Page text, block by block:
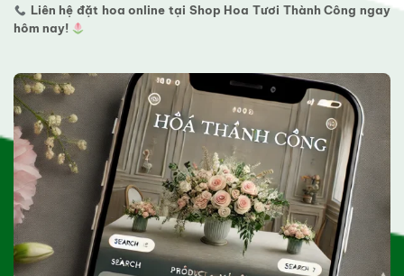
Liên hệ đặt hoa online tại Shop Hoa Tươi Thành Công ngay
hôm nay!